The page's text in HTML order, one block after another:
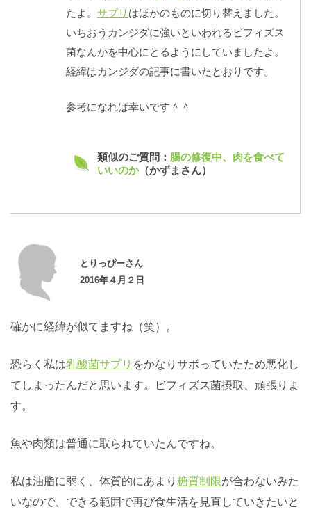
たよ。 サプリ はほかのものに切り替えました。
いちおうカンジダに強いといわれるビフィズス
菌なんかを中心にとるようにしていましたよ。
経緯はカンジダの記事に書いたとおりです。
参考になれば幸いです＾＾
類似のご質問： 腸の修復中、肉を食べて
いいのか（かずまさん）
とりっぴーさん
2016年４月２日
確かに経緯が似てますね（笑）。
恐らく私は乳酸菌サプリ をかなりサボっていたため悪化し
てしまったんだと思います。ビフィズス菌摂取、頑張りま
す。
魚や肉類は普通に取られていたんですね。
私は油脂に弱く、体質的にあまり 糖質制限が合わないみた
いなので、できる範囲で再び食生活を見直していきたいと